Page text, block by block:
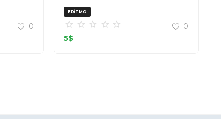
0
EDITMO
0
5$